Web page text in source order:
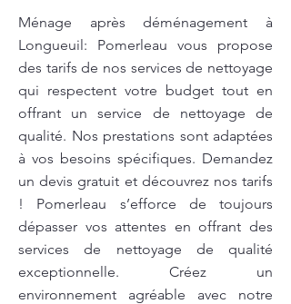
Ménage après déménagement à
Longueuil: Pomerleau vous propose
des tarifs de nos services de nettoyage
qui respectent votre budget tout en
offrant un service de nettoyage de
qualité. Nos prestations sont adaptées
à vos besoins spécifiques. Demandez
un devis gratuit et découvrez nos tarifs
! Pomerleau s’efforce de toujours
dépasser vos attentes en offrant des
services de nettoyage de qualité
exceptionnelle. Créez un
environnement agréable avec notre